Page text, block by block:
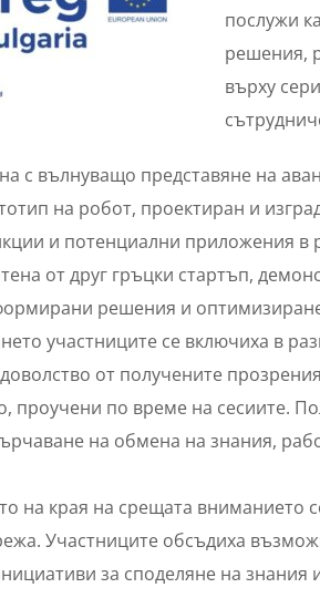
послужи
решения,
върху
с вълнуващо представяне на
на робот, проектиран и
и потенциални приложения в
от друг гръцки стартъп,
решения и
участниците се включиха в
от получените
проучени по време на сесиите.
на обмена на знания,
на края на срещата вниманието
Участниците обсъдиха
за споделяне на